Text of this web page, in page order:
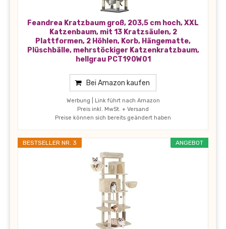
Feandrea Kratzbaum groß, 203,5 cm hoch, XXL
Katzenbaum, mit 13 Kratzsäulen, 2
Plattformen, 2 Höhlen, Korb, Hängematte,
Plüschbälle, mehrstöckiger Katzenkratzbaum,
hellgrau PCT190W01
Bei Amazon kaufen
Werbung | Link führt nach Amazon
Preis inkl. MwSt. + Versand
Preise können sich bereits geändert haben
ANGEBOT
BESTSELLER NR. 3